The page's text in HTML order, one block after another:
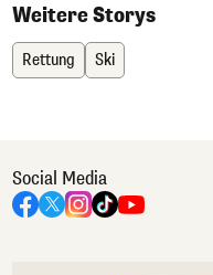
Weitere Storys
Rettung Ski
Social Media